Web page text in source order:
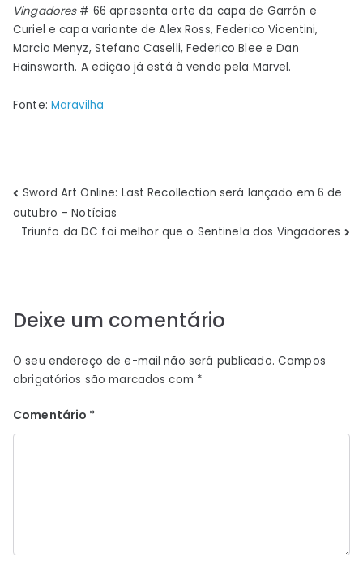
Vingadores # 66 apresenta arte da capa de Garrón e
Curiel e capa variante de Alex Ross, Federico Vicentini,
Marcio Menyz, Stefano Caselli, Federico Blee e Dan
Hainsworth. A edição já está à venda pela Marvel.
Fonte: Maravilha
Navegação
de
Sword Art Online: Last Recollection será lançado em 6 de
outubro – Notícias
Triunfo da DC foi melhor que o Sentinela dos Vingadores
Deixe um comentário
O seu endereço de e-mail não será publicado. Campos
obrigatórios são marcados com *
Comentário *